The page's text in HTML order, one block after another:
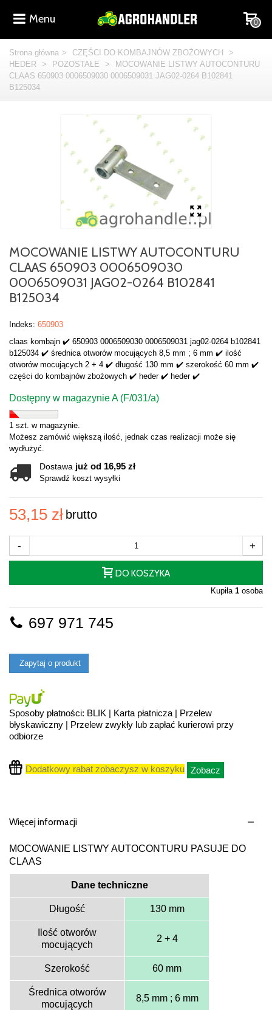
Menu 0
Strona główna > CZĘŚCI DO KOMBAJNÓW ZBOŻOWYCH
>
HEDER
> POZOSTAŁE >
MOCOWANIE LISTWY AUTOCONTURU
CLAAS 650903 0006509030 0006509031 JAG02-0264 B102841
B125034
MOCOWANIE LISTWY AUTOCONTURU
CLAAS 650903 0006509030
0006509031 JAG02-0264 B102841
B125034
Indeks: 650903
claas kombajn ✔️ 650903 0006509030 0006509031 jag02-0264 b102841
b125034 ✔️ średnica otworów mocujących 8,5 mm ; 6 mm ✔️ ilość
otworów mocujących 2 + 4 ✔️ długość 130 mm ✔️ szerokość 60 mm ✔️
części do kombajnów zbożowych ✔️ heder ✔️ heder ✔️
Dostępny w magazynie A (F/031/a)
1 szt. w magazynie.
Możesz zamówić większą ilość, jednak czas realizacji może się
wydłużyć.
Dostawa już od 16,95 zł
Sprawdź koszt wysyłki
53,15 zł brutto
- +
DO KOSZYKA
Kupiła 1 osoba
697 971 745
Zapytaj o produkt
Sposoby płatności: BLIK | Karta płatnicza | Przelew
błyskawiczny | Przelew zwykły lub zapłać kurierowi przy
odbiorze
Dodatkowy rabat zobaczysz w koszyku Zobacz
Więcej informacji
MOCOWANIE LISTWY AUTOCONTURU PASUJE DO
CLAAS
Dane techniczne
Długość 130 mm
Ilość otworów
mocujących
2 + 4
Szerokość 60 mm
Średnica otworów
mocujących
8,5 mm ; 6 mm